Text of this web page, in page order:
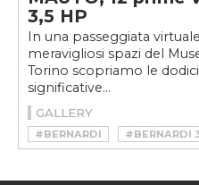
3,5 HP
In una passeggiata
meravigliosi spazi del
Torino scopriamo le
significative...
GALLERY
#BERNARDI
#BERNARDI
#ENRICO BERNARDI